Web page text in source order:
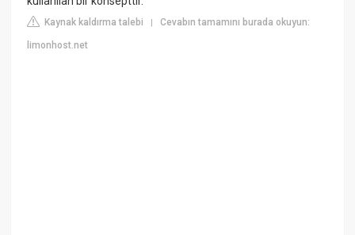
Kaynak kaldırma talebi |Cevabın tamamını burada okuyun:
limonhost.net